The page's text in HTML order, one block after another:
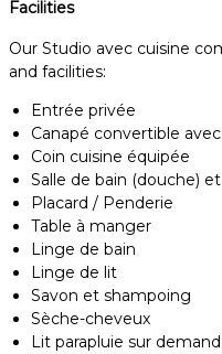
Facilities
Our Studio avec cuisine
and facilities:
Entrée privée
Canapé convertible
Coin cuisine équipée
Salle de bain (douche)
Placard / Penderie
Table à manger
Linge de bain
Linge de lit
Savon et shampoing
Sèche-cheveux
Lit parapluie sur